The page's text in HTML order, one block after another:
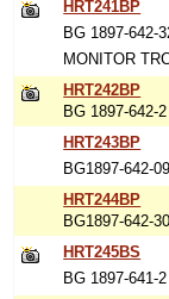
HRT241BP
BG 1897-642-
MONITOR
HRT242BP
BG 1897-642-
HRT243BP
BG1897-642-
HRT244BP
BG1897-642-
HRT245BS
BG 1897-641-